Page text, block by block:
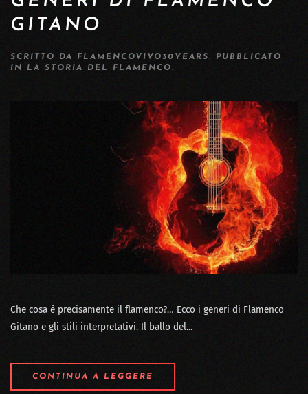
GITANO
SCRITTO DA FLAMENCOVIVO30YEARS. PUBBLICATO
IN LA STORIA DEL FLAMENCO.
Che cosa è precisamente il flamenco?… Ecco i generi di Flamenco
Gitano e gli stili interpretativi. Il ballo del...
CONTINUA A LEGGERE